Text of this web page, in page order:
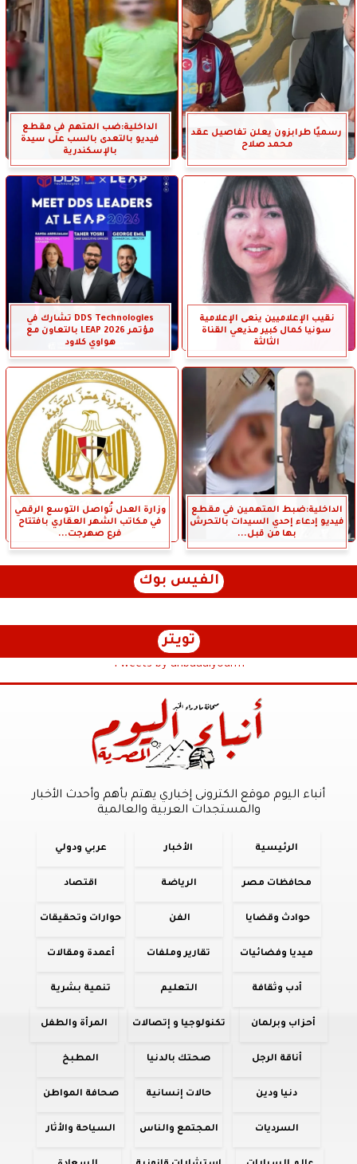
رسميًا طرابزون يعلن تفاصيل عقد
محمد صلاح
الداخلية:ضب المتهم في مقطع
فيديو بالتعدى بالسب على سيدة
بالإسكندرية
نقيب الإعلاميين ينعى الإعلامية
سونيا كمال كبير مذيعي القناة
الثالثة
DDS Technologies تشارك في
مؤتمر LEAP 2026 بالتعاون مع
هواوي كلاود
الداخلية:ضبط المتهمين في مقطع
فيديو إدعاء إحدي السيدات بالتحرش
بها من قبل...
وزارة العدل تُواصل التوسع الرقمي
في مكاتب الشهر العقاري بافتتاح
فرع صهرجت...
الفيس بوك
تويتر
Tweets by anbaaalyoum1
أنباء اليوم موقع الكترونى إخباري يهتم بأهم وأحدث الأخبار
والمستجدات العربية والعالمية
الرئيسية الأخبار عربي ودولي
محافظات مصر الرياضة اقتصاد
حوادث وقضايا الفن حوارات وتحقيقات
ميديا وفضائيات تقارير وملفات أعمدة ومقالات
أدب وثقافة التعليم تنمية بشرية
أحزاب وبرلمان تكنولوجيا و إتصالات المرأة والطفل
أناقة الرجل صحتك بالدنيا المطبخ
دنيا ودين حالات إنسانية صحافة المواطن
السرديات المجتمع والناس السياحة والأثار